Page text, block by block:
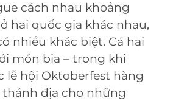
cách nhau khoảng
hai quốc gia khác nhau,
nhiều khác biệt. Cả hai
món bia – trong khi
lễ hội Oktoberfest hàng
thánh địa cho những